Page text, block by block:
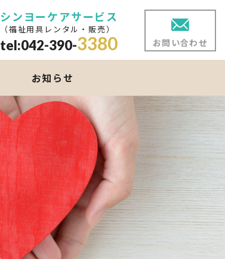
シンヨーケアサービス
（福祉用具レンタル・販売）
tel:042-390-3380 お問い合わせ
お知らせ